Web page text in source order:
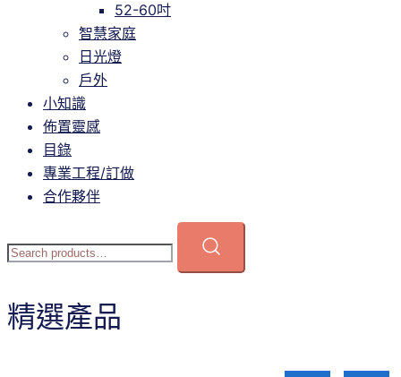
52-60吋
智慧家庭
日光燈
戶外
小知識
佈置靈感
目錄
專業工程/訂做
合作夥伴
精選產品